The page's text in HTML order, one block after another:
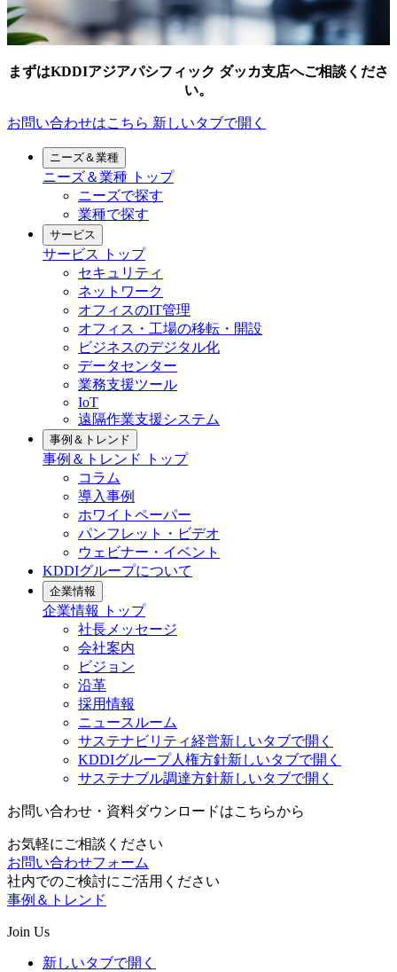
まずはKDDIアジアパシフィック ダッカ支店へご相談くださ
い。
お問い合わせはこちら 新しいタブで開く
ニーズ＆業種
ニーズ＆業種 トップ
ニーズで探す
業種で探す
サービス
サービス
トップ
セキュリティ
ネットワーク
オフィスのIT管理
オフィス・工場の移転・開設
ビジネスのデジタル化
データセンター
業務支援ツール
IoT
遠隔作業支援システム
事例＆トレンド
事例＆トレンド
トップ
コラム
導入事例
ホワイトペーパー
パンフレット・ビデオ
ウェビナー・イベント
KDDIグループについて
企業情報
企業情報
トップ
社長メッセージ
会社案内
ビジョン
沿革
採用情報
ニュースルーム
サステナビリティ経営新しいタブで開く
KDDIグループ人権方針新しいタブで開く
サステナブル調達方針新しいタブで開く
お問い合わせ・資料ダウンロードはこちらから
お気軽にご相談ください
お問い合わせフォーム
社内でのご検討にご活用ください
事例＆トレンド
Join Us
新しいタブで開く